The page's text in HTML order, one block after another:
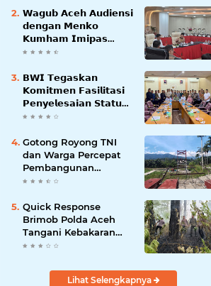
𝗪𝗮𝗴𝘂𝗯 𝗔𝗰𝗲𝗵 𝗔𝘂𝗱𝗶𝗲𝗻𝘀𝗶
𝗱𝗲𝗻𝗴𝗮𝗻 𝗠𝗲𝗻𝗸𝗼
𝗞𝘂𝗺𝗵𝗮𝗺 𝗜𝗺𝗶𝗽𝗮𝘀
𝗧𝗲𝗿𝗸𝗮𝗶𝘁 𝗦𝘁𝗮𝘁𝘂𝘀 𝗪𝗮𝗸𝗮𝗳
𝗕𝗪𝗜 𝗧𝗲𝗴𝗮𝘀𝗸𝗮𝗻
𝗞𝗼𝗺𝗶𝘁𝗺𝗲𝗻 𝗙𝗮𝘀𝗶𝗹𝗶𝘁𝗮𝘀𝗶
𝗣𝗲𝗻𝘆𝗲𝗹𝗲𝘀𝗮𝗶𝗮𝗻 𝗦𝘁𝗮𝘁𝘂𝘀
𝗪𝗮𝗸𝗮𝗳 𝗕𝗹𝗮𝗻𝗴 𝗣𝗮𝗱𝗮𝗻𝗴
Gotong Royong TNI
dan Warga Percepat
Pembangunan
Jembatan Gantung
Aceh Tenggara
Quick Response
Brimob Polda Aceh
Tangani Kebakaran
Hutan di Lembah
Lihat Selengkapnya